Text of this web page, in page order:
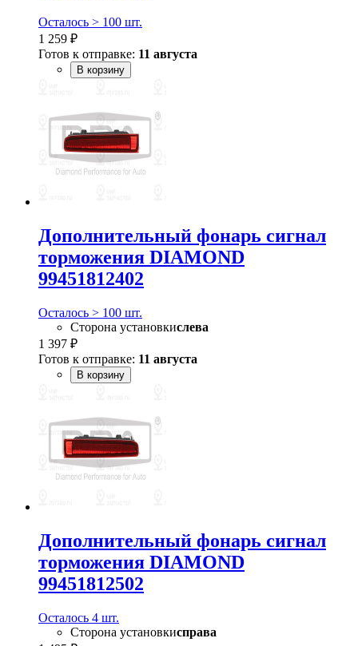
Осталось > 100 шт.
1 259 ₽
Готов к отправке: 11 августа
В корзину
Дополнительный фонарь сигнал
торможения DIAMOND
99451812402
Осталось > 100 шт.
Сторона установкислева
1 397 ₽
Готов к отправке: 11 августа
В корзину
Дополнительный фонарь сигнал
торможения DIAMOND
99451812502
Осталось 4 шт.
Сторона установкисправа